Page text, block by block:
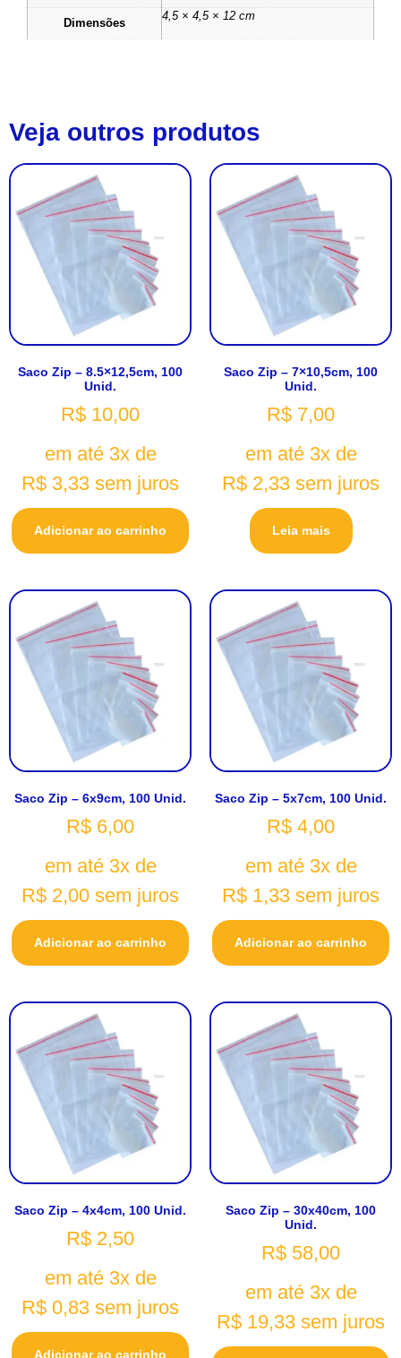
Dimensões
4,5 × 4,5 × 12 cm
Veja outros produtos
Saco Zip – 8.5×12,5cm, 100
Unid.
R$ 10,00
em até 3x de
R$ 3,33 sem juros
Adicionar ao carrinho
Saco Zip – 7×10,5cm, 100
Unid.
R$ 7,00
em até 3x de
R$ 2,33 sem juros
Leia mais
Saco Zip – 6x9cm, 100 Unid.
R$ 6,00
em até 3x de
R$ 2,00 sem juros
Adicionar ao carrinho
Saco Zip – 5x7cm, 100 Unid.
R$ 4,00
em até 3x de
R$ 1,33 sem juros
Adicionar ao carrinho
Saco Zip – 4x4cm, 100 Unid.
R$ 2,50
em até 3x de
R$ 0,83 sem juros
Adicionar ao carrinho
Saco Zip – 30x40cm, 100
Unid.
R$ 58,00
em até 3x de
R$ 19,33 sem juros